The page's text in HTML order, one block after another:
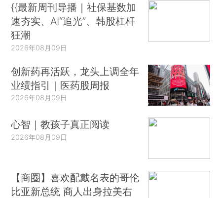
{{最新周刊导播｜社保基数加
速夯实、AI“追光”、韩股杠杆
狂潮
2026年08月09日
创新药再活跃，龙头上调全年
业绩指引｜医药股周报
2026年08月09日
心智｜教孩子真正阅读
2026年08月09日
【商圈】喜欢配戴名表的哥伦
比亚新总统 商人出身拉美右